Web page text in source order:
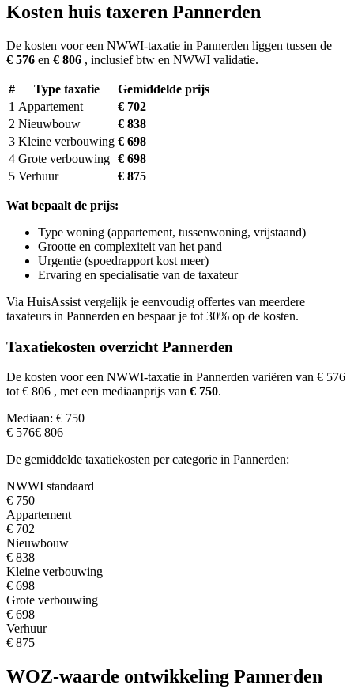
Kosten huis taxeren Pannerden
De kosten voor een NWWI-taxatie in Pannerden liggen tussen de
€ 576 en € 806 , inclusief btw en NWWI validatie.
# Type taxatie
Gemiddelde prijs
1 Appartement
€ 702
2 Nieuwbouw
€ 838
3 Kleine verbouwing € 698
4 Grote verbouwing € 698
5 Verhuur € 875
Wat bepaalt de prijs:
Type woning (appartement, tussenwoning, vrijstaand)
Grootte en complexiteit van het pand
Urgentie (spoedrapport kost meer)
Ervaring en specialisatie van de taxateur
Via HuisAssist vergelijk je eenvoudig offertes van meerdere
taxateurs in Pannerden en bespaar je tot 30% op de kosten.
Taxatiekosten overzicht Pannerden
De kosten voor een NWWI-taxatie in Pannerden variëren van € 576
tot € 806 , met een mediaanprijs van € 750.
Mediaan: € 750
€ 576€ 806
De gemiddelde taxatiekosten per categorie in Pannerden:
NWWI standaard
€ 750
Appartement
€ 702
Nieuwbouw
€ 838
Kleine verbouwing
€ 698
Grote verbouwing
€ 698
Verhuur
€ 875
WOZ-waarde ontwikkeling Pannerden